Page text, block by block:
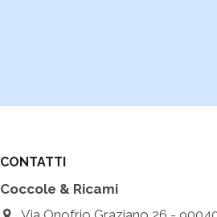
CONTATTI
Coccole & Ricami